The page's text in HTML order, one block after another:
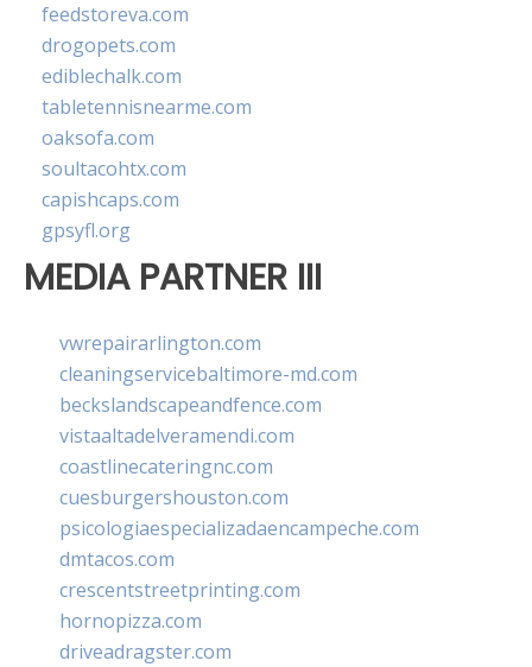
feedstoreva.com
drogopets.com
ediblechalk.com
tabletennisnearme.com
oaksofa.com
soultacohtx.com
capishcaps.com
gpsyfl.org
MEDIA PARTNER III
vwrepairarlington.com
cleaningservicebaltimore-md.com
beckslandscapeandfence.com
vistaaltadelveramendi.com
coastlinecateringnc.com
cuesburgershouston.com
psicologiaespecializadaencampeche.com
dmtacos.com
crescentstreetprinting.com
hornopizza.com
driveadragster.com